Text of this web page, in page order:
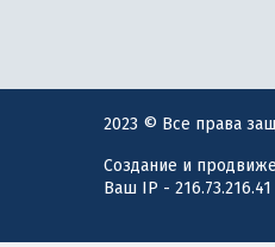
2023 © Все права
Создание и
Ваш IP - 216.73.216.41